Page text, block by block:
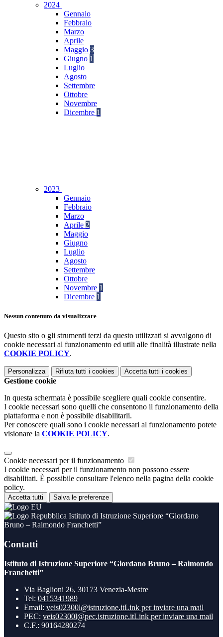
2024
Gennaio
Febbraio
Marzo
Aprile
Maggio 3
Giugno 1
Luglio
Agosto
Settembre
Ottobre
Novembre
Dicembre 1
2023
Gennaio
Febbraio
Marzo
Aprile 2
Maggio
Giugno
Luglio
Agosto
Settembre
Ottobre
Novembre 1
Dicembre 1
Nessun contenuto da visualizzare
Questo sito o gli strumenti terzi da questo utilizzati si avvalgono di
cookie necessari al funzionamento ed utili alle finalità illustrate nella
COOKIE POLICY.
Personalizza Rifiuta tutti i cookies Accetta tutti i cookies
Gestione cookie
In questa schermata è possibile scegliere quali cookie consentire.
I cookie necessari sono quelli che consentono il funzionamento della
piattaforma e non è possibile disabilitarli.
Per conoscere quali sono i cookie necessari al funzionamento potete
visionare la COOKIE POLICY.
Cookie necessari per il funzionamento
I cookie necessari per il funzionamento non possono essere
disabilitati. È possibile consultare l'elenco nella pagina della cookie
policy.
Accetta tutti Salva le preferenze
Istituto di Istruzione Superiore “Giordano
Bruno – Raimondo Franchetti”
Contatti
Istituto di Istruzione Superiore “Giordano Bruno – Raimondo
Franchetti”
Via Baglioni 26, 30173 Venezia-Mestre
Tel: 0415341989
Email: veis02300l@istruzione.itLink per inviare una mail
PEC: veis02300l@pec.istruzione.itLink per inviare una mail
C.F.: 90164280274